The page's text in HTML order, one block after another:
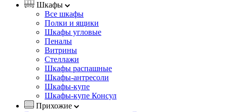
Шкафы
Все шкафы
Полки и ящики
Шкафы угловые
Пеналы
Витрины
Стеллажи
Шкафы распашные
Шкафы-антресоли
Шкафы-купе
Шкафы-купе Консул
Прихожие